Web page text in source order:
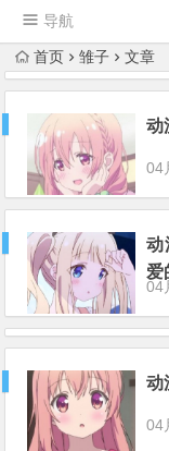
导航
首页 雏子 文章
动
04
动
爱
04
动
04